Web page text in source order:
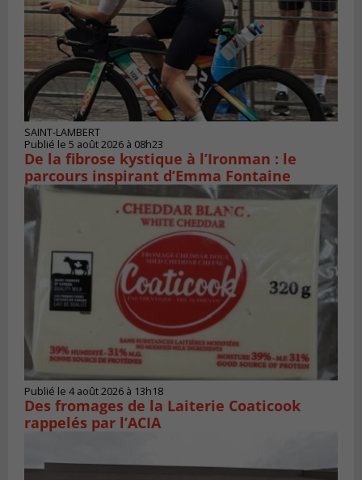
SAINT-LAMBERT
Publié le 5 août 2026 à 08h23
De la fibrose kystique à l’Ironman : le
parcours inspirant d’Emma Fontaine
Publié le 4 août 2026 à 13h18
Des fromages de la Laiterie Coaticook
rappelés par l’ACIA